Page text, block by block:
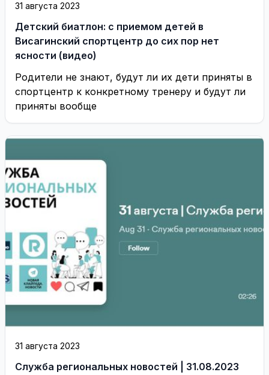
31 августа 2023
Детский биатлон: с приемом детей в
Висагинский спортцентр до сих пор нет
ясности (видео)
Родители не знают, будут ли их дети приняты в
спортцентр к конкретному тренеру и будут ли
приняты вообще
31 августа 2023
Служба региональных новостей | 31.08.2023